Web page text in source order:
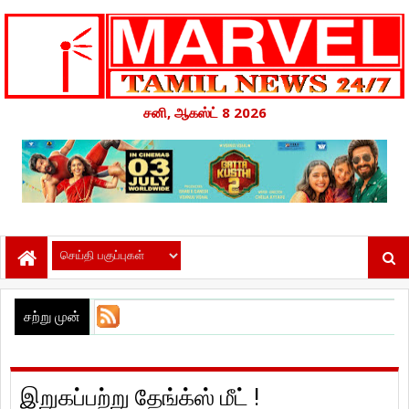
சனி, ஆகஸ்ட் 8 2026
சற்று முன்
இறுகப்பற்று தேங்க்ஸ் மீட் !